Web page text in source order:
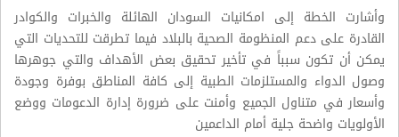
وأشارت الخطة إلى امكانيات السودان الهائلة والخبرات والكوادر
القادرة على دعم المنظومة الصحية بالبلاد فيما تطرقت للتحديات التي
يمكن أن تكون سبباً في تأخير تحقيق بعض الأهداف والتي جوهرها
وصول الدواء والمستلزمات الطبية إلى كافة المناطق بوفرة وجودة
وأسعار في متناول الجميع وأمنت على ضرورة إدارة الدعومات ووضع
الأولويات واضحة جلية أمام الداعمين